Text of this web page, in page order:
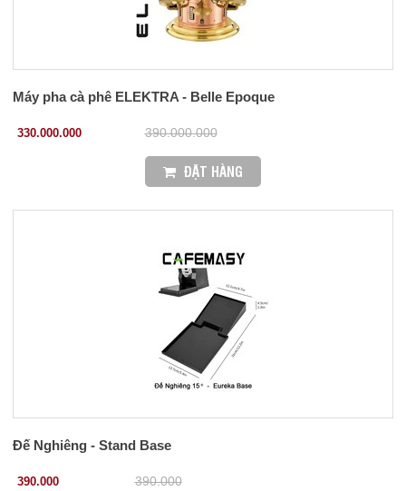
Máy pha cà phê ELEKTRA - Belle Epoque
330.000.000 390.000.000
ĐẶT HÀNG
Đế Nghiêng - Stand Base
390.000 390.000